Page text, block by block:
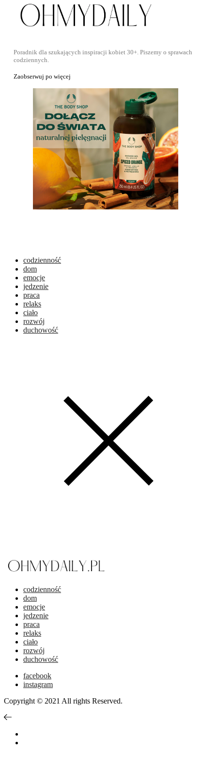
Poradnik dla szukających inspiracji kobiet 30+. Piszemy o sprawach
codziennych.
Zaobserwuj po więcej
codzienność
dom
emocje
jedzenie
praca
relaks
ciało
rozwój
duchowość
codzienność
dom
emocje
jedzenie
praca
relaks
ciało
rozwój
duchowość
facebook
instagram
Copyright © 2021 All rights Reserved.